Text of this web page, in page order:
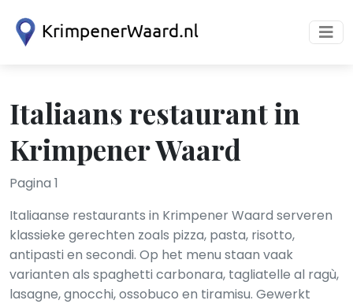
Italiaans restaurant in
Krimpener Waard
Pagina 1
Italiaanse restaurants in Krimpener Waard serveren
klassieke gerechten zoals pizza, pasta, risotto,
antipasti en secondi. Op het menu staan vaak
varianten als spaghetti carbonara, tagliatelle al ragù,
lasagne, gnocchi, ossobuco en tiramisu. Gewerkt